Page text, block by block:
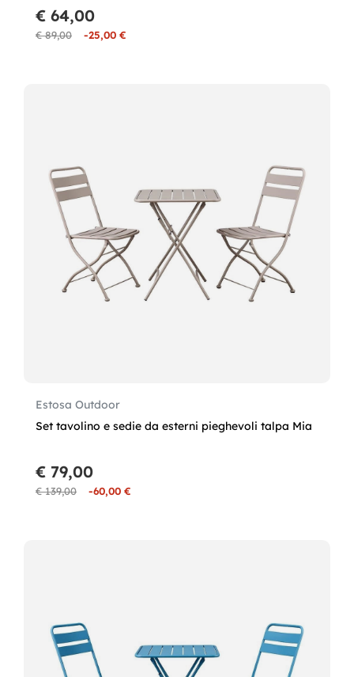
€ 89,00 -25,00 €
€ 64,00
Estosa Outdoor
Set tavolino e sedie da esterni pieghevoli talpa Mia
€ 139,00 -60,00 €
€ 79,00